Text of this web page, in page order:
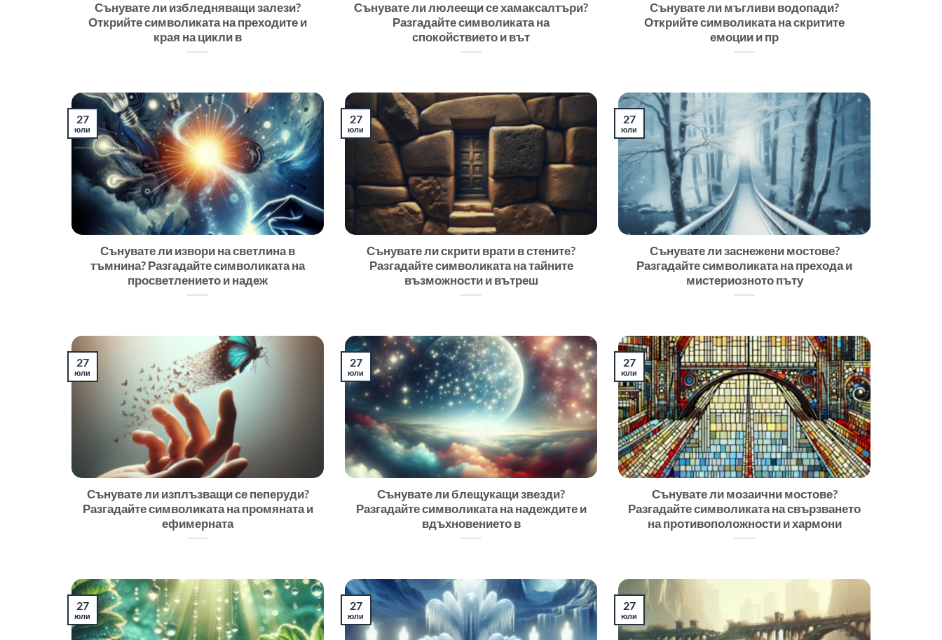
Сънувате ли избледняващи залези?
Открийте символиката на преходите и
края на цикли в
Сънувате ли люлеещи се хамаксалтъри?
Разгадайте символиката на
спокойствието и вът
Сънувате ли мъгливи водопади?
Открийте символиката на скритите
емоции и пр
Сънувате ли извори на светлина в
тъмнина? Разгадайте символиката на
просветлението и надеж
27
юли
Сънувате ли скрити врати в стените?
Разгадайте символиката на тайните
възможности и вътреш
27
юли
Сънувате ли заснежени мостове?
Разгадайте символиката на прехода и
мистериозното пъту
27
юли
Сънувате ли изплъзващи се пеперуди?
Разгадайте символиката на промяната и
ефимерната
27
юли
Сънувате ли блещукащи звезди?
Разгадайте символиката на надеждите и
вдъхновението в
27
юли
Сънувате ли мозаични мостове?
Разгадайте символиката на свързването
на противоположности и хармони
27
юли
27
юли
27
юли
27
юли